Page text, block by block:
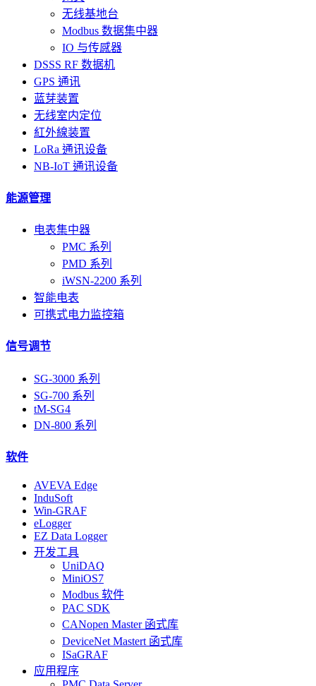
无线基地台
Modbus 数据集中器
IO 与传感器
DSSS RF 数据机
GPS 通讯
蓝芽装置
无线室内定位
紅外線装置
LoRa 通讯设备
NB-IoT 通讯设备
能源管理
电表集中器
PMC 系列
PMD 系列
iWSN-2200 系列
智能电表
可携式电力监控箱
信号调节
SG-3000 系列
SG-700 系列
tM-SG4
DN-800 系列
软件
AVEVA Edge
InduSoft
Win-GRAF
eLogger
EZ Data Logger
开发工具
UniDAQ
MiniOS7
Modbus 软件
PAC SDK
CANopen Master 函式库
DeviceNet Mastert 函式库
ISaGRAF
应用程序